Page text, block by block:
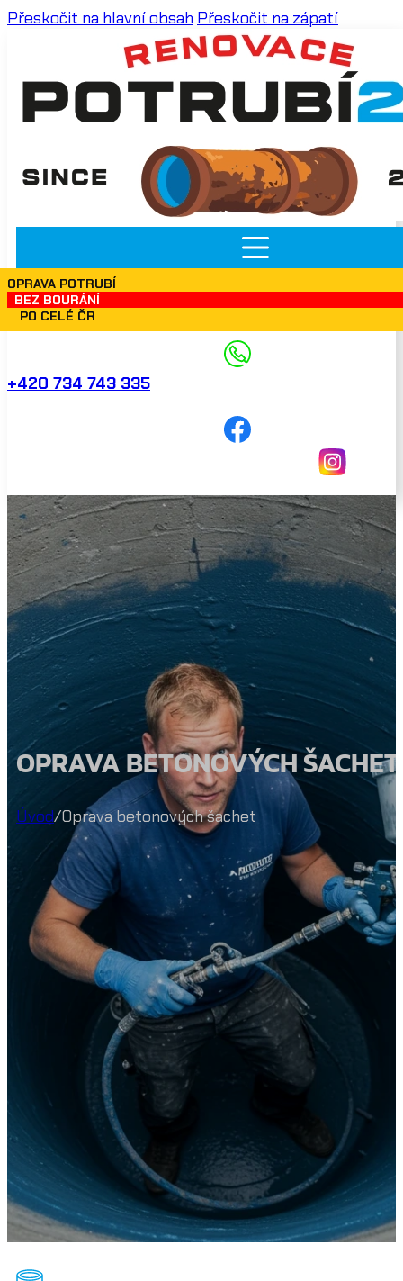
Přeskočit na hlavní obsah Přeskočit na zápatí
OPRAVA POTRUBÍ
BEZ BOURÁNÍ
PO CELÉ ČR
+420 734 743 335
OPRAVA BETONOVÝCH ŠACHET
Úvod/Oprava betonových šachet